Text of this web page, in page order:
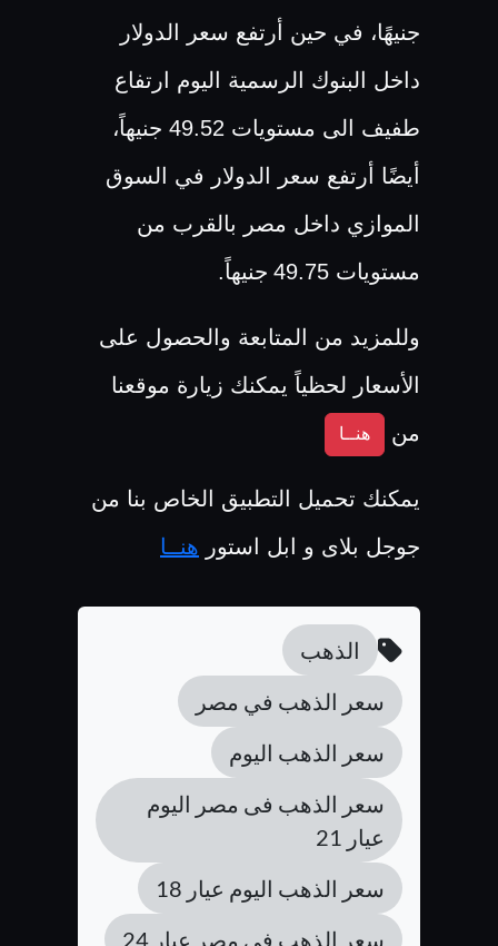
جنيهًا، في حين أرتفع سعر الدولار
داخل البنوك الرسمية اليوم ارتفاع
طفيف الى مستويات 49.52 جنيهاً،
أيضًا أرتفع سعر الدولار في السوق
الموازي داخل مصر بالقرب من
مستويات 49.75
جنيهاً.
وللمزيد من المتابعة والحصول على
الأسعار لحظياً يمكنك زيارة موقعنا
من
هنــا
يمكنك تحميل التطبيق الخاص بنا من
جوجل بلاى و ابل استور هنــا
الذهب
سعر الذهب في مصر
سعر الذهب اليوم
سعر الذهب فى مصر اليوم
عيار 21
سعر الذهب اليوم عيار 18
سعر الذهب في مصر عيار 24